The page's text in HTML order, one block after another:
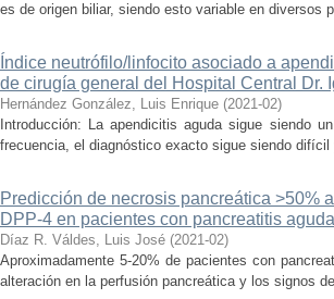
es de origen biliar, siendo esto variable en
Índice neutrófilo/linfocito asociado a
de cirugía general del Hospital Central Dr.
Hernández González, Luis Enrique (2021-02)
Introducción: La apendicitis aguda sigue siendo
frecuencia, el diagnóstico exacto sigue siendo
Predicción de necrosis pancreática >50%
DPP-4 en pacientes con pancreatitis
Díaz R. Váldes, Luis José (2021-02)
Aproximadamente 5-20% de pacientes con
alteración en la perfusión pancreática y los signos